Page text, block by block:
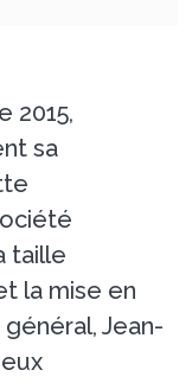
2015,
sa
taille
la mise en
Jean-